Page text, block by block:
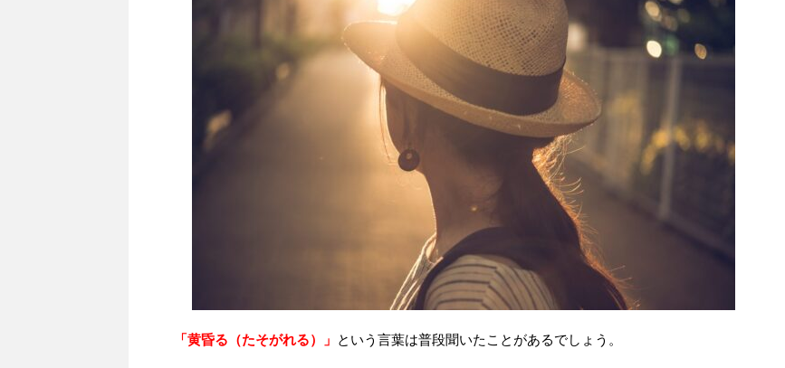
「黄昏る（たそがれる）」 という言葉は普段聞いたことがあるでしょう。